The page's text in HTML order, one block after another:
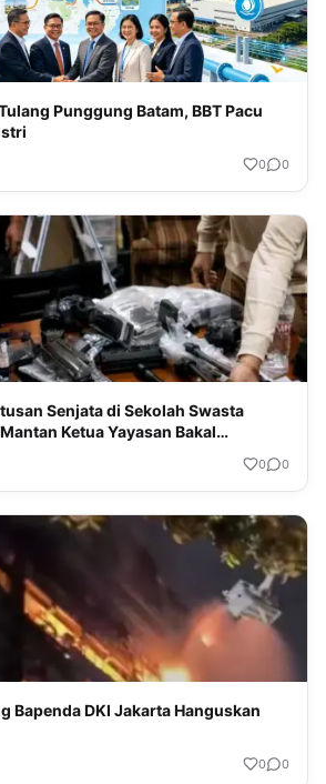
Punggung Batam, BBT Pacu
0 0
Senjata di Sekolah Swasta
Ketua Yayasan Bakal
0 0
Bapenda DKI Jakarta Hanguskan
0 0